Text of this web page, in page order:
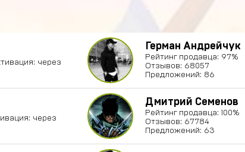
через
Герман Андрейчук
Рейтинг продавца: 97%
Отзывов: 68057
Предложений: 86
через
Дмитрий Семенов
Рейтинг продавца: 100%
Отзывов: 67784
Предложений: 63
Александр Гылин